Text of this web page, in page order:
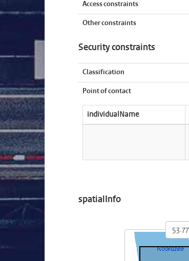
Access constraints
Other constraints
Security constraints
Classification
Point of contact
individualName
spatialInfo